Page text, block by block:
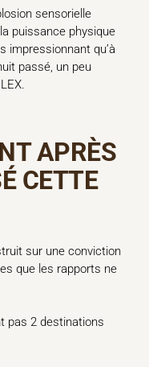
sensorielle
puissance physique
impressionnant qu’à
passé, un peu
APRÈS
CETTE
sur une conviction
que les rapports ne
pas 2 destinations